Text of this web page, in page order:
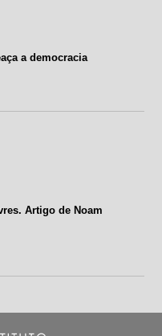
a democracia
Artigo de Noam